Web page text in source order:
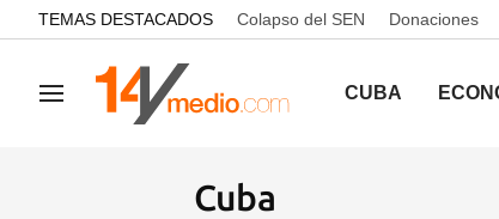
common.go-to-content
TEMAS DESTACADOS Colapso del SEN Donaciones
Navegación CUBA
Cuba